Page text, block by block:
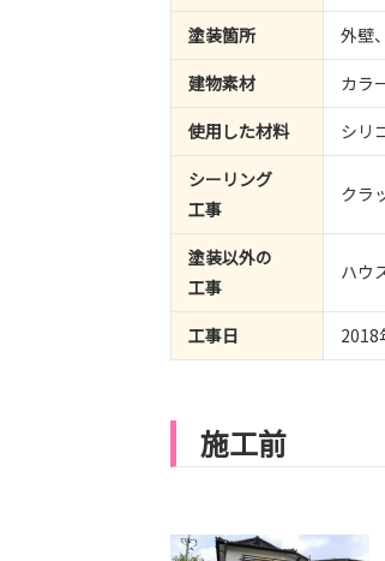
塗装箇所
外壁
建物素材
カラ
使用した材料
シリ
シーリング
工事
クラ
塗装以外の
工事
ハウ
工事日 2018
施工前